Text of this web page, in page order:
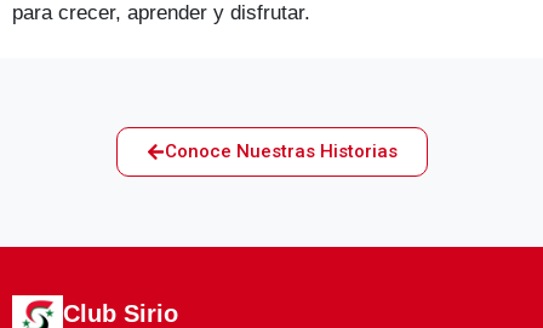
para crecer, aprender y disfrutar.
Conoce Nuestras Historias
Club Sirio